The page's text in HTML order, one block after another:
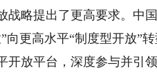
战略提出了更高要求。中
向更高水平“制度型开放”
开放平台，深度参与并引